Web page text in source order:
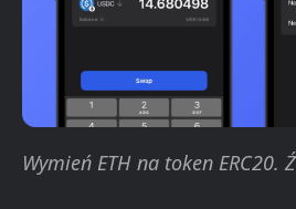
Wymień ETH na token ERC20.